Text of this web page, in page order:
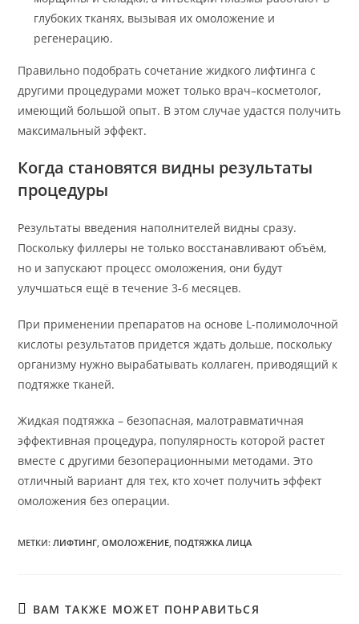
глубоких тканях, вызывая их омоложение и
регенерацию.
Правильно подобрать сочетание жидкого лифтинга с
другими процедурами может только врач–косметолог,
имеющий большой опыт. В этом случае удастся получить
максимальный эффект.
Когда становятся видны результаты
процедуры
Результаты введения наполнителей видны сразу.
Поскольку филлеры не только восстанавливают объём,
но и запускают процесс омоложения, они будут
улучшаться ещё в течение 3-6 месяцев.
При применении препаратов на основе L-полимолочной
кислоты результатов придется ждать дольше, поскольку
организму нужно вырабатывать коллаген, приводящий к
подтяжке тканей.
Жидкая подтяжка – безопасная, малотравматичная
эффективная процедура, популярность которой растет
вместе с другими безоперационными методами. Это
отличный вариант для тех, кто хочет получить эффект
омоложения без операции.
МЕТКИ:ЛИФТИНГ ОМОЛОЖЕНИЕ ПОДТЯЖКА ЛИЦА
ВАМ ТАКЖЕ МОЖЕТ ПОНРАВИТЬСЯ